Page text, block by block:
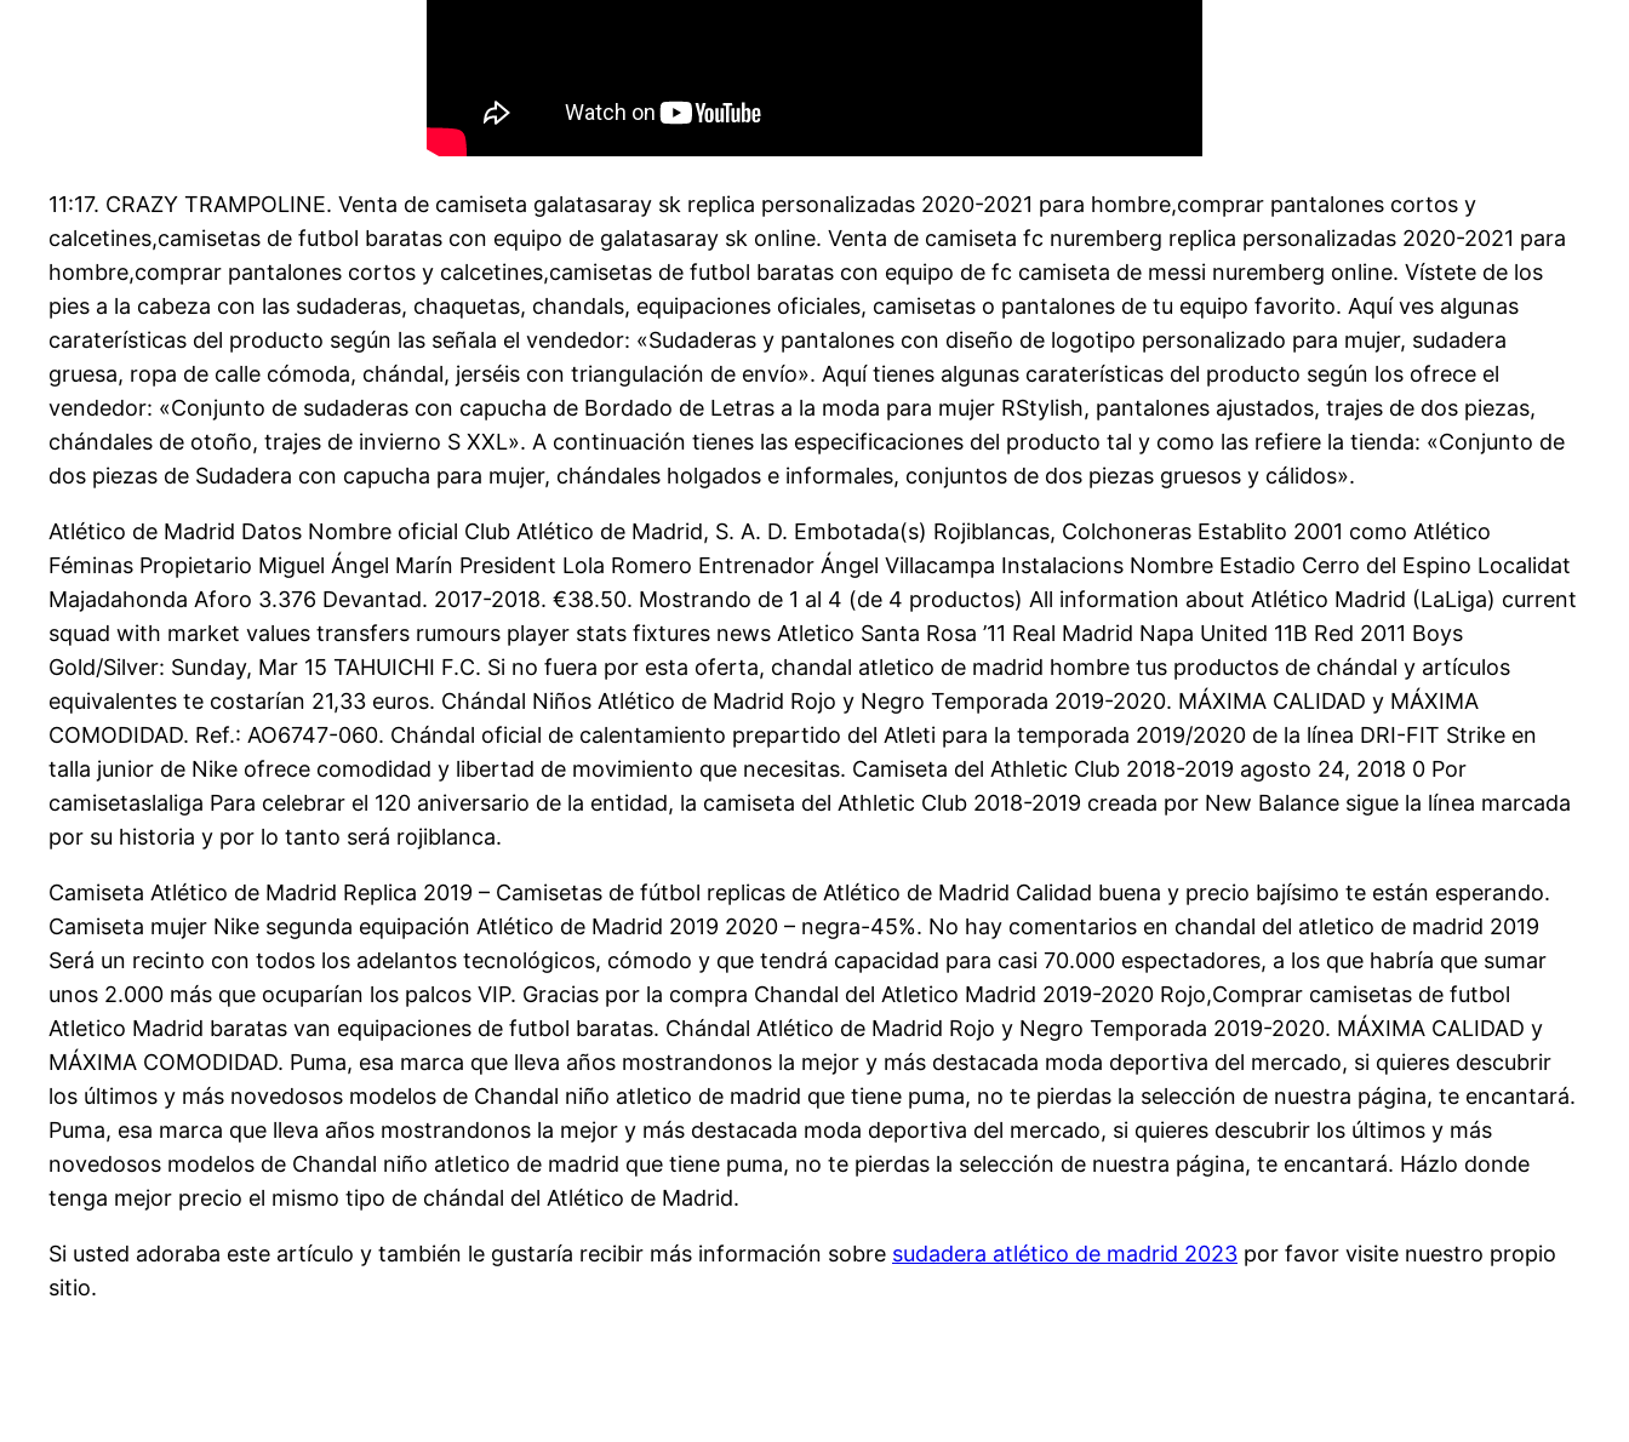
11:17. CRAZY TRAMPOLINE. Venta de camiseta galatasaray sk replica personalizadas 2020-2021 para hombre,comprar pantalones cortos y
calcetines,camisetas de futbol baratas con equipo de galatasaray sk online. Venta de camiseta fc nuremberg replica personalizadas 2020-2021 para
hombre,comprar pantalones cortos y calcetines,camisetas de futbol baratas con equipo de fc camiseta de messi nuremberg online. Vístete de los
pies a la cabeza con las sudaderas, chaquetas, chandals, equipaciones oficiales, camisetas o pantalones de tu equipo favorito. Aquí ves algunas
caraterísticas del producto según las señala el vendedor: «Sudaderas y pantalones con diseño de logotipo personalizado para mujer, sudadera
gruesa, ropa de calle cómoda, chándal, jerséis con triangulación de envío». Aquí tienes algunas caraterísticas del producto según los ofrece el
vendedor: «Conjunto de sudaderas con capucha de Bordado de Letras a la moda para mujer RStylish, pantalones ajustados, trajes de dos piezas,
chándales de otoño, trajes de invierno S XXL». A continuación tienes las especificaciones del producto tal y como las refiere la tienda: «Conjunto de
dos piezas de Sudadera con capucha para mujer, chándales holgados e informales, conjuntos de dos piezas gruesos y cálidos».
Atlético de Madrid Datos Nombre oficial Club Atlético de Madrid, S. A. D. Embotada(s) Rojiblancas, Colchoneras Establito 2001 como Atlético
Féminas Propietario Miguel Ángel Marín President Lola Romero Entrenador Ángel Villacampa Instalacions Nombre Estadio Cerro del Espino Localidat
Majadahonda Aforo 3.376 Devantad. 2017-2018. €38.50. Mostrando de 1 al 4 (de 4 productos) All information about Atlético Madrid (LaLiga) current
squad with market values transfers rumours player stats fixtures news Atletico Santa Rosa ’11 Real Madrid Napa United 11B Red 2011 Boys
Gold/Silver: Sunday, Mar 15 TAHUICHI F.C. Si no fuera por esta oferta, chandal atletico de madrid hombre tus productos de chándal y artículos
equivalentes te costarían 21,33 euros. Chándal Niños Atlético de Madrid Rojo y Negro Temporada 2019-2020. MÁXIMA CALIDAD y MÁXIMA
COMODIDAD. Ref.: AO6747-060. Chándal oficial de calentamiento prepartido del Atleti para la temporada 2019/2020 de la línea DRI-FIT Strike en
talla junior de Nike ofrece comodidad y libertad de movimiento que necesitas. Camiseta del Athletic Club 2018-2019 agosto 24, 2018 0 Por
camisetaslaliga Para celebrar el 120 aniversario de la entidad, la camiseta del Athletic Club 2018-2019 creada por New Balance sigue la línea marcada
por su historia y por lo tanto será rojiblanca.
Camiseta Atlético de Madrid Replica 2019 – Camisetas de fútbol replicas de Atlético de Madrid Calidad buena y precio bajísimo te están esperando.
Camiseta mujer Nike segunda equipación Atlético de Madrid 2019 2020 – negra-45%. No hay comentarios en chandal del atletico de madrid 2019
Será un recinto con todos los adelantos tecnológicos, cómodo y que tendrá capacidad para casi 70.000 espectadores, a los que habría que sumar
unos 2.000 más que ocuparían los palcos VIP. Gracias por la compra Chandal del Atletico Madrid 2019-2020 Rojo,Comprar camisetas de futbol
Atletico Madrid baratas van equipaciones de futbol baratas. Chándal Atlético de Madrid Rojo y Negro Temporada 2019-2020. MÁXIMA CALIDAD y
MÁXIMA COMODIDAD. Puma, esa marca que lleva años mostrandonos la mejor y más destacada moda deportiva del mercado, si quieres descubrir
los últimos y más novedosos modelos de Chandal niño atletico de madrid que tiene puma, no te pierdas la selección de nuestra página, te encantará.
Puma, esa marca que lleva años mostrandonos la mejor y más destacada moda deportiva del mercado, si quieres descubrir los últimos y más
novedosos modelos de Chandal niño atletico de madrid que tiene puma, no te pierdas la selección de nuestra página, te encantará. Házlo donde
tenga mejor precio el mismo tipo de chándal del Atlético de Madrid.
Si usted adoraba este artículo y también le gustaría recibir más información sobre sudadera atlético de madrid 2023 por favor visite nuestro propio
sitio.